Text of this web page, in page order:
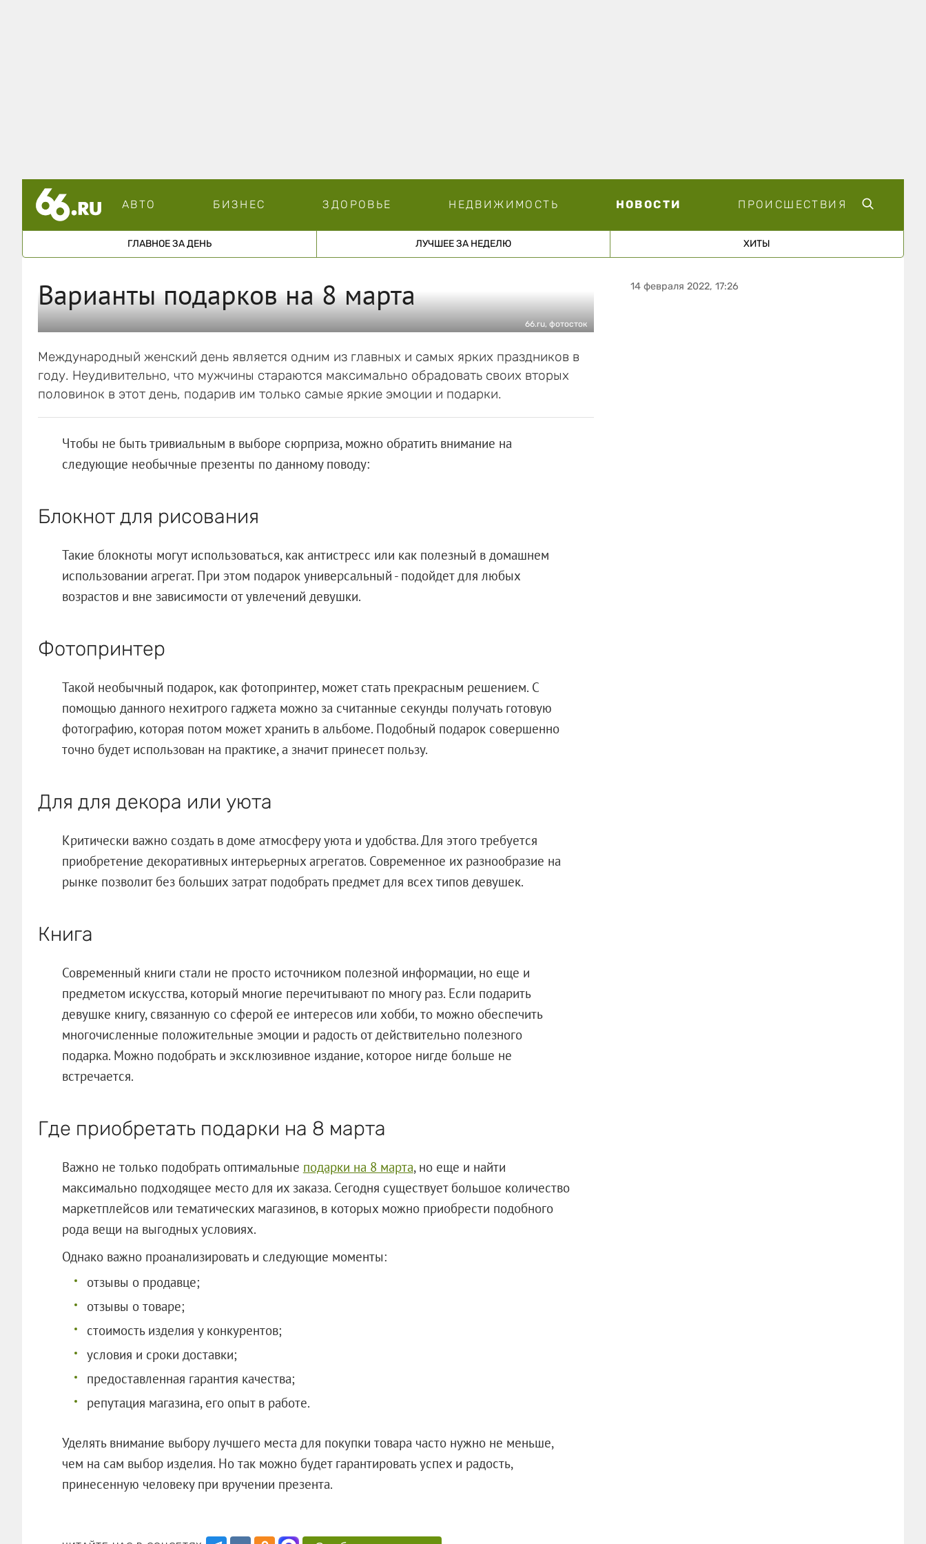
АВТО БИЗНЕС ЗДОРОВЬЕ НЕДВИЖИМОСТЬ НОВОСТИ ПРОИСШЕСТВИЯ
ГЛАВНОЕ ЗА ДЕНЬ ЛУЧШЕЕ ЗА НЕДЕЛЮ ХИТЫ
Варианты подарков на 8 марта
66.ru, фотосток
Международный женский день является одним из главных и самых ярких праздников в
году. Неудивительно, что мужчины стараются максимально обрадовать своих вторых
половинок в этот день, подарив им только самые яркие эмоции и подарки.
Чтобы не быть тривиальным в выборе сюрприза, можно обратить внимание на
следующие необычные презенты по данному поводу:
Блокнот для рисования
Такие блокноты могут использоваться, как антистресс или как полезный в домашнем
использовании агрегат. При этом подарок универсальный - подойдет для любых
возрастов и вне зависимости от увлечений девушки.
Фотопринтер
Такой необычный подарок, как фотопринтер, может стать прекрасным решением. С
помощью данного нехитрого гаджета можно за считанные секунды получать готовую
фотографию, которая потом может хранить в альбоме. Подобный подарок совершенно
точно будет использован на практике, а значит принесет пользу.
Для для декора или уюта
Критически важно создать в доме атмосферу уюта и удобства. Для этого требуется
приобретение декоративных интерьерных агрегатов. Современное их разнообразие на
рынке позволит без больших затрат подобрать предмет для всех типов девушек.
Книга
Современный книги стали не просто источником полезной информации, но еще и
предметом искусства, который многие перечитывают по многу раз. Если подарить
девушке книгу, связанную со сферой ее интересов или хобби, то можно обеспечить
многочисленные положительные эмоции и радость от действительно полезного
подарка. Можно подобрать и эксклюзивное издание, которое нигде больше не
встречается.
Где приобретать подарки на 8 марта
Важно не только подобрать оптимальные подарки на 8 марта, но еще и найти
максимально подходящее место для их заказа. Сегодня существует большое количество
маркетплейсов или тематических магазинов, в которых можно приобрести подобного
рода вещи на выгодных условиях.
Однако важно проанализировать и следующие моменты:
отзывы о продавце;
отзывы о товаре;
стоимость изделия у конкурентов;
условия и сроки доставки;
предоставленная гарантия качества;
репутация магазина, его опыт в работе.
Уделять внимание выбору лучшего места для покупки товара часто нужно не меньше,
чем на сам выбор изделия. Но так можно будет гарантировать успех и радость,
принесенную человеку при вручении презента.
14 февраля 2022, 17:26